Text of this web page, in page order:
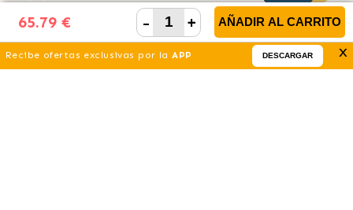
65.79 € - + AÑADIR AL CARRITO
Recibe ofertas exclusivas por laAPP DESCARGAR x